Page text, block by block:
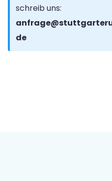
schreib uns:
de